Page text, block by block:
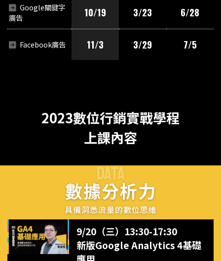
Google關鍵字
廣告
10/19 3/23 6/28
Facebook廣告 11/3 3/29 7/5
2023數位行銷實戰學程
上課內容
DATA
數據分析力
具備洞悉流量的數位思維
9/20（三）13:30-17:30
新版Google Analytics 4基礎